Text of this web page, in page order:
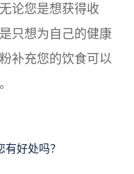
论您是想获得收
只想为自己的健康
补充您的饮食可以
好处吗？